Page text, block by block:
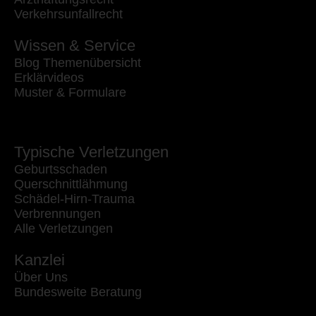
Verkehrsunfallrecht
Wissen & Service
Blog Themenübersicht
Erklärvideos
Muster & Formulare
Typische Verletzungen
Geburtsschaden
Querschnittlähmung
Schädel-Hirn-Trauma
Verbrennungen
Alle Verletzungen
Kanzlei
Über Uns
Bundesweite Beratung